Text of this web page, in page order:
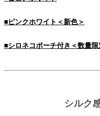
■ピンクホワイト＜新色＞
■シロネコポーチ付き＜数量限
シルク